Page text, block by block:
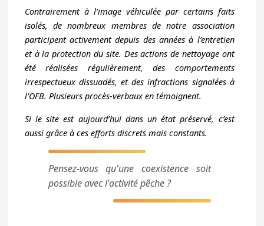
Contrairement à l’image véhiculée par certains faits
isolés, de nombreux membres de notre association
participent activement depuis des années à l’entretien
et à la protection du site. Des actions de nettoyage ont
été réalisées régulièrement, des comportements
irrespectueux dissuadés, et des infractions signalées à
l’OFB. Plusieurs procès-verbaux en témoignent.
Si le site est aujourd’hui dans un état préservé, c’est
aussi grâce à ces efforts discrets mais constants.
Pensez-vous qu'une coexistence soit
possible avec l'activité pêche ?